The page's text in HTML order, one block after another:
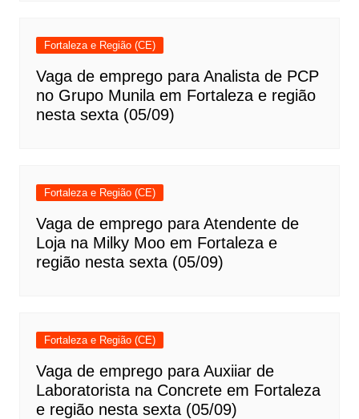
Fortaleza e Região (CE)
Vaga de emprego para Analista de PCP
no Grupo Munila em Fortaleza e região
nesta sexta (05/09)
Fortaleza e Região (CE)
Vaga de emprego para Atendente de
Loja na Milky Moo em Fortaleza e
região nesta sexta (05/09)
Fortaleza e Região (CE)
Vaga de emprego para Auxiiar de
Laboratorista na Concrete em Fortaleza
e região nesta sexta (05/09)